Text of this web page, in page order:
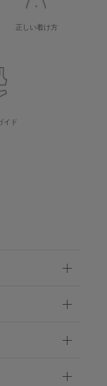
正しい着け方
イド